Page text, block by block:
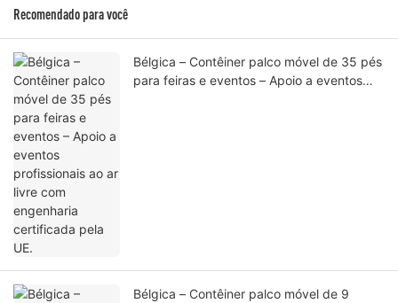
Recomendado para você
Bélgica – Contêiner palco móvel de 35 pés
para feiras e eventos – Apoio a eventos
Bélgica – Contêiner palco móvel de 9